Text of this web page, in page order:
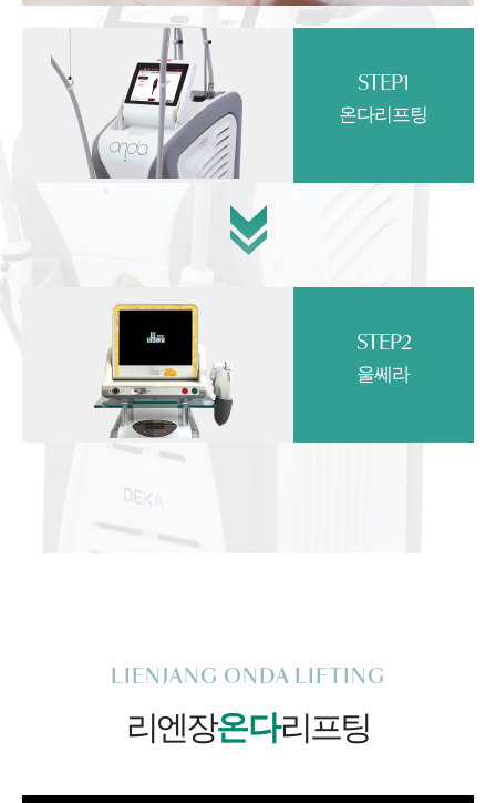
STEP1
온다리프팅
STEP2
울쎄라
LIENJANG ONDA LIFTING
리엔장온다리프팅